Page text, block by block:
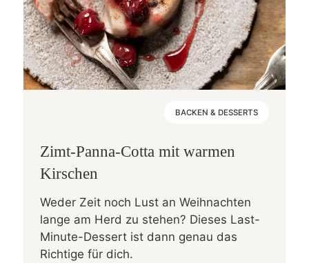
BACKEN & DESSERTS
Zimt-Panna-Cotta mit warmen
Kirschen
Weder Zeit noch Lust an Weihnachten
lange am Herd zu stehen? Dieses Last-
Minute-Dessert ist dann genau das
Richtige für dich.